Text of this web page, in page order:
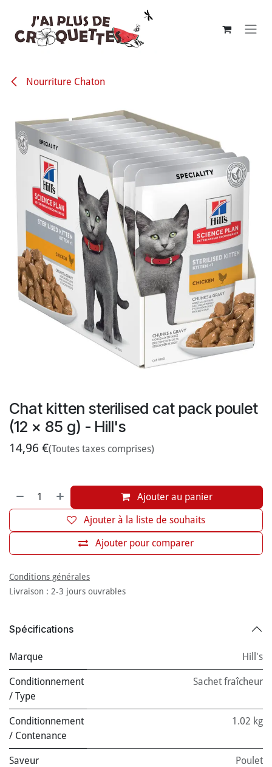
Nourriture Chaton
Chat kitten sterilised cat pack poulet
(12 x 85 g) - Hill's
14,96 €(Toutes taxes comprises)
Ajouter au panier
Ajouter pour comparer
Ajouter à la liste de souhaits
Conditions générales
Livraison : 2-3 jours ouvrables
Spécifications
Marque Hill's
Conditionnement
/ Type
Sachet fraîcheur
Conditionnement
/ Contenance
1.02 kg
Saveur Poulet